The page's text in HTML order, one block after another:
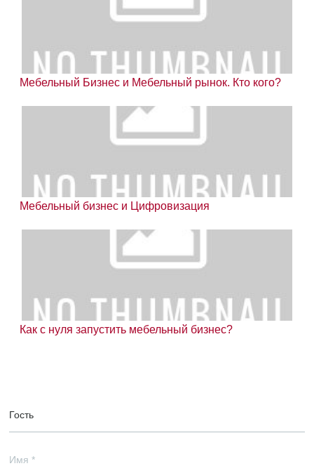
Мебельный Бизнес и Мебельный рынок. Кто кого?
Мебельный бизнес и Цифровизация
Как с нуля запустить мебельный бизнес?
Гость
Имя *